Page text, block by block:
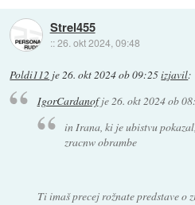
Strel455
::26. okt 2024, 09:48
Poldi112 je26. okt 2024 ob 09:25izjavil:
IgorCardanofje26. okt 2024 ob
in Irana, ki je ubistvu
zracnw obrambe
Ti imaš precej rožnate predstave o